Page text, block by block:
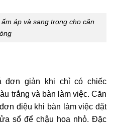
áp và sang trọng cho căn
đơn giản khi chỉ có chiếc
trắng và bàn làm việc. Căn
điệu khi bàn làm việc đặt
sổ để chậu hoa nhỏ. Đặc